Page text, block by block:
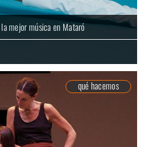
mejor música en Mataró
qué hacemos